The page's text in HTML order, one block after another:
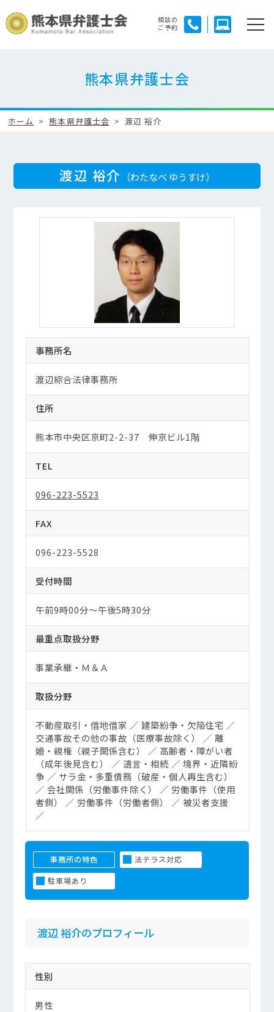
相談の
ご予約
熊本県弁護士会
ホーム 熊本県弁護士会 渡辺 裕介
渡辺 裕介 （わたなべ ゆうすけ）
事務所名
渡辺綜合法律事務所
住所
熊本市中央区京町2-2-37 伸京ビル1階
TEL
096-223-5523
FAX
096-223-5528
受付時間
午前9時00分～午後5時30分
最重点取扱分野
事業承継・Ｍ＆Ａ
取扱分野
不動産取引・借地借家 ／ 建築紛争・欠陥住宅 ／
交通事故その他の事故（医療事故除く） ／ 離
婚・親権（親子関係含む） ／ 高齢者・障がい者
（成年後見含む） ／ 遺言・相続 ／ 境界・近隣紛
争 ／ サラ金・多重債務（破産・個人再生含む）
／ 会社関係（労働事件除く） ／ 労働事件（使用
者側） ／ 労働事件（労働者側） ／ 被災者支援
／
事務所の特色
法テラス対応
駐車場あり
渡辺 裕介のプロフィール
性別
男性